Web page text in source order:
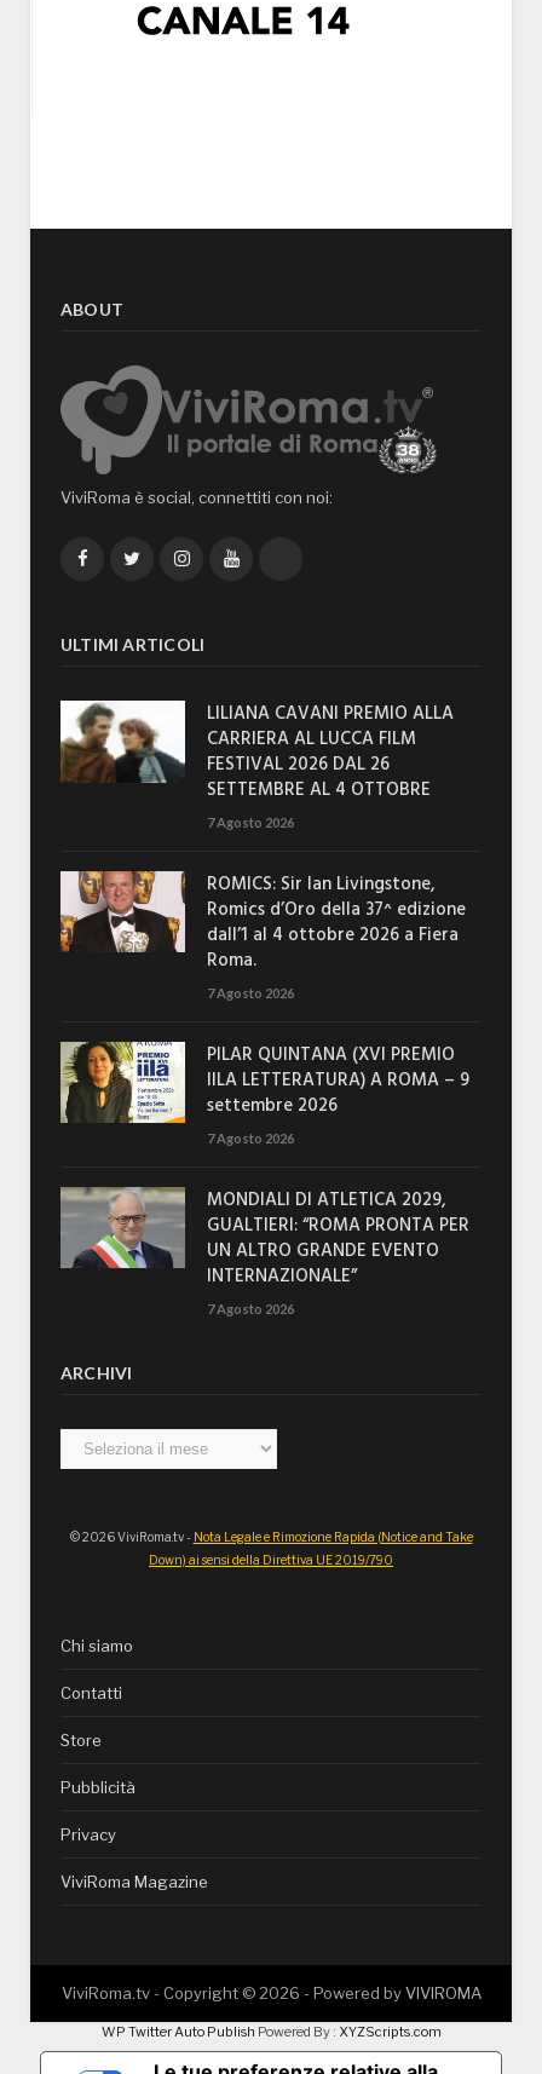
ABOUT
ViviRoma è social, connettiti con noi:
FacebookTwitterInstagramYouTube
ULTIMI ARTICOLI
LILIANA CAVANI PREMIO ALLA
CARRIERA AL LUCCA FILM
FESTIVAL 2026 DAL 26
SETTEMBRE AL 4 OTTOBRE
7 Agosto 2026
ROMICS: Sir Ian Livingstone,
Romics d’Oro della 37^ edizione
dall’1 al 4 ottobre 2026 a Fiera
Roma.
7 Agosto 2026
PILAR QUINTANA (XVI PREMIO
IILA LETTERATURA) A ROMA – 9
settembre 2026
7 Agosto 2026
MONDIALI DI ATLETICA 2029,
GUALTIERI: “ROMA PRONTA PER
UN ALTRO GRANDE EVENTO
INTERNAZIONALE”
7 Agosto 2026
ARCHIVI
Archivi
© 2026 ViviRoma.tv - Nota Legale e Rimozione Rapida (Notice and Take
Down) ai sensi della Direttiva UE 2019/790
Chi siamo
Contatti
Store
Pubblicità
Privacy
ViviRoma Magazine
ViviRoma.tv - Copyright © 2026 - Powered byVIVIROMA
WP Twitter Auto Publish Powered By : XYZScripts.com